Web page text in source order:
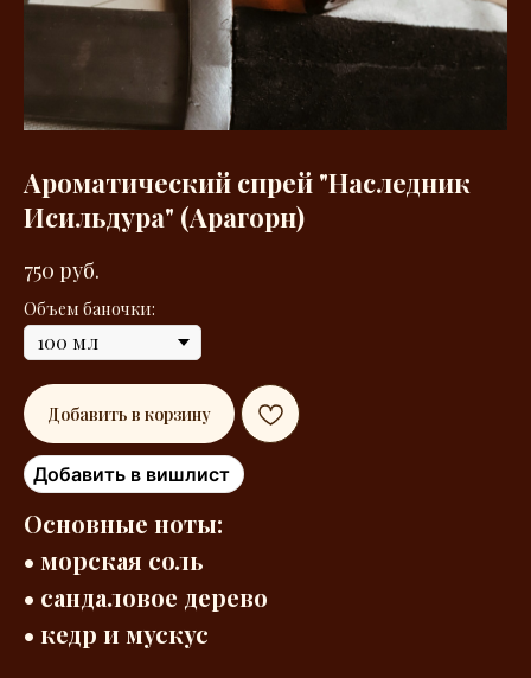
Ароматический спрей "Наследник
Исильдура" (Арагорн)
750 руб.
Объем баночки:
Добавить в корзину
Добавить в вишлист
Основные ноты:
• морская соль
• сандаловое дерево
• кедр и мускус